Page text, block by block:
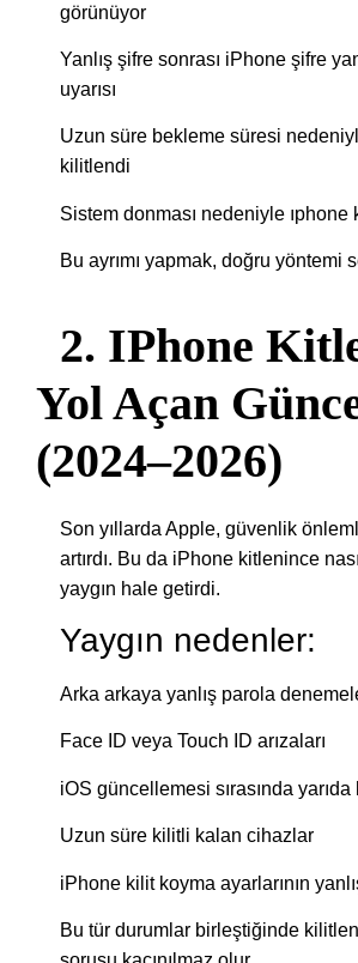
görünüyor
Yanlış şifre sonrası iPhone şifre
uyarısı
Uzun süre bekleme süresi
kilitlendi
Sistem donması nedeniyle ıphone
Bu ayrımı yapmak, doğru yöntemi
2. IPhone
Yol Açan
(2024–2026)
Son yıllarda Apple, güvenlik
artırdı. Bu da iPhone kitlenince
yaygın hale getirdi.
Yaygın nedenler:
Arka arkaya yanlış parola
Face ID veya Touch ID arızaları
iOS güncellemesi sırasında
Uzun süre kilitli kalan cihazlar
iPhone kilit koyma ayarlarının
Bu tür durumlar birleştiğinde